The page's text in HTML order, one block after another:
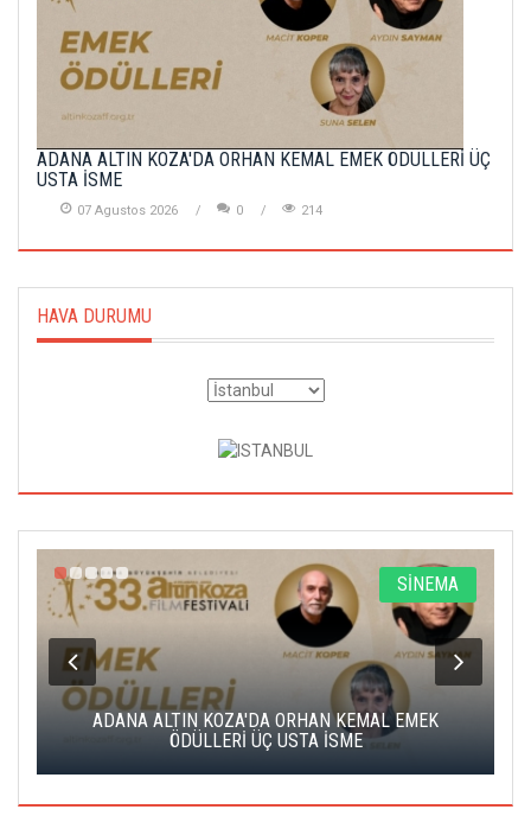
ADANA ALTIN KOZA'DA ORHAN KEMAL EMEK ÖDÜLLERİ ÜÇ
USTA İSME
07 Agustos 2026 0 214
HAVA DURUMU
SİNEMA
ADANA ALTIN KOZA'DA ORHAN KEMAL EMEK
ÖDÜLLERİ ÜÇ USTA İSME